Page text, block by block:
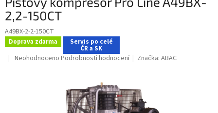
2,2-150CT
A49BX-2-2-150CT
Doprava zdarma Servis po celé
ČR a SK
Průměrné
Neohodnoceno Podrobnosti hodnocení Značka:ABAC